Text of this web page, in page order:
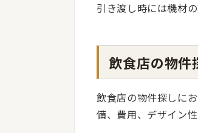
引き渡し時には機材
飲食店の物件
飲食店の物件探しに
備、費用、デザイン